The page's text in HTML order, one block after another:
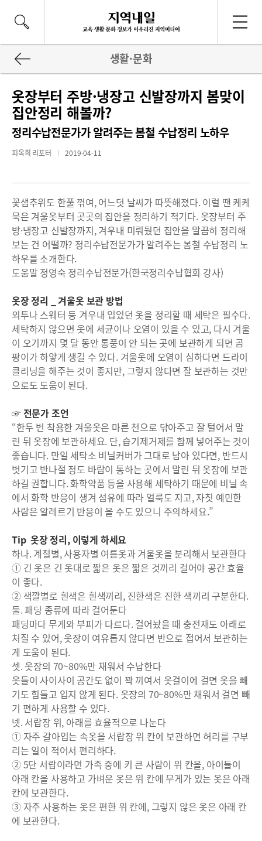
생활·문화
옷장부터 주방·냉장고 신발장까지 봄맞이
집안정리 해볼까?
정리수납전문가가 알려주는 봄철 수납정리 노하우
피옥희 리포터 2019-04-11
꽃샘추위도 한풀 꺾여, 어느덧 날씨가 따뜻해졌다. 이럴 땐 케케
묵은 겨울옷부터 곳곳의 집안을 정리하기 적기다. 옷장부터 주
방·냉장고 신발장까지, 겨우내 미뤄뒀던 집안을 말끔히 정리해
보는 건 어떨까? 정리수납전문가가 알려주는 봄철 수납정리 노
하우를 소개한다.
도움말 정영숙 정리수납전문가(한국정리수납협회 강사)
옷장 정리 _ 겨울옷 보관 방법
외투나 스웨터 등 겨우내 입었던 옷을 정리할 때 세탁은 필수다.
세탁하지 않으면 옷에 세균이나 오염이 있을 수 있고, 다시 겨울
이 오기까지 몇 달 동안 통풍이 안 되는 곳에 보관하게 되면 곰
팡이가 하얗게 생길 수 있다. 겨울옷에 오염이 심하다면 드라이
클리닝을 해주는 것이 좋지만, 그렇지 않다면 잘 보관하는 것만
으로도 도움이 된다.
☞ 전문가 조언
“한두 번 착용한 겨울옷은 마른 천으로 닦아주고 잘 털어서 말
린 뒤 옷장에 보관하세요. 단, 습기제거제를 함께 넣어주는 것이
좋습니다. 만일 세탁소 비닐커버가 그대로 남아 있다면, 반드시
벗기고 반나절 정도 바람이 통하는 곳에서 말린 뒤 옷장에 보관
하길 권합니다. 화학약품 등을 사용해 세탁하기 때문에 비닐 속
에서 화학 반응이 생겨 섬유에 따라 얼룩도 지고, 자칫 예민한
사람은 알레르기 반응이 올 수도 있으니 주의하세요.”
Tip 옷장 정리, 이렇게 하세요
하나. 계절별, 사용자별 여름옷과 겨울옷을 분리해서 보관한다
① 긴 옷은 긴 옷대로 짧은 옷은 짧은 것끼리 걸어야 공간 효율
이 좋다.
② 색깔별로 흰색은 흰색끼리, 진한색은 진한 색끼리 구분한다.
둘. 패딩 종류에 따라 걸어둔다
패딩마다 무게와 부피가 다르다. 걸어놨을 때 충전재도 아래로
처질 수 있어, 옷장이 여유롭지 않다면 반으로 접어서 보관하는
게 도움이 된다.
셋. 옷장의 70~80%만 채워서 수납한다
옷들이 사이사이 공간도 없이 꽉 끼여서 옷걸이에 걸면 옷을 빼
기도 힘들고 입지 않게 된다. 옷장의 70~80%만 채워서 걸면 빼
기 편하게 사용할 수 있다.
넷. 서랍장 위, 아래를 효율적으로 나눈다
① 자주 갈아입는 속옷을 서랍장 위 칸에 보관하면 허리를 구부
리는 일이 적어서 편리하다.
② 5단 서랍이라면 가족 중에 키 큰 사람이 위 칸을, 아이들이
아래 칸을 사용하고 가벼운 옷은 위 칸에 무게가 있는 옷은 아래
칸에 보관한다.
③ 자주 사용하는 옷은 편한 위 칸에, 그렇지 않은 옷은 아래 칸
에 보관한다.